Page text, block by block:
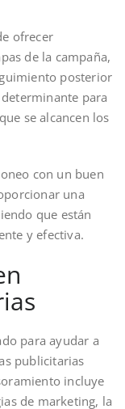
ofrecer
de la campaña,
posterior
para
se alcancen los
con un buen
una
que están
y efectiva.
para ayudar a
publicitarias
incluye
de marketing, la